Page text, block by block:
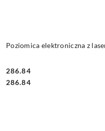
Poziomica elektroniczna z
Cena:
286.84
Cena:
286.84